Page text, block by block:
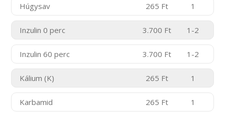
Húgysav 265 Ft 1
Inzulin 0 perc 3.700 Ft 1-2
Inzulin 60 perc 3.700 Ft 1-2
Kálium (K) 265 Ft 1
Karbamid 265 Ft 1